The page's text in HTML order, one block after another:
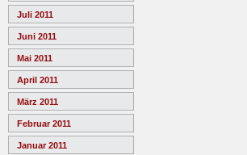
Juli 2011
Juni 2011
Mai 2011
April 2011
März 2011
Februar 2011
Januar 2011